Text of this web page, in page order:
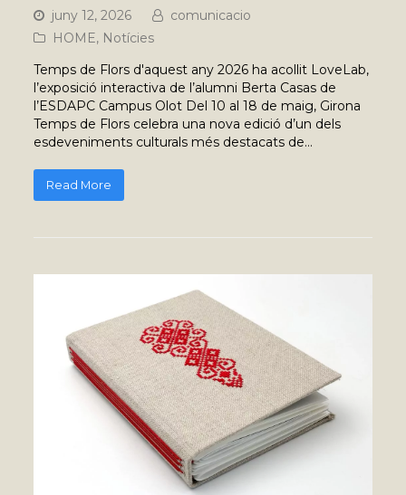
juny 12, 2026
comunicacio
HOME, Notícies
Temps de Flors d'aquest any 2026 ha acollit LoveLab,
l’exposició interactiva de l’alumni Berta Casas de
l’ESDAPC Campus Olot Del 10 al 18 de maig, Girona
Temps de Flors celebra una nova edició d’un dels
esdeveniments culturals més destacats de…
Read More